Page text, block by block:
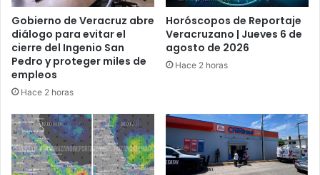
Gobierno de Veracruz abre
diálogo para evitar el
cierre del Ingenio San
Pedro y proteger miles de
empleos
Hace 2 horas
Horóscopos de Reportaje
Veracruzano | Jueves 6 de
agosto de 2026
Hace 2 horas